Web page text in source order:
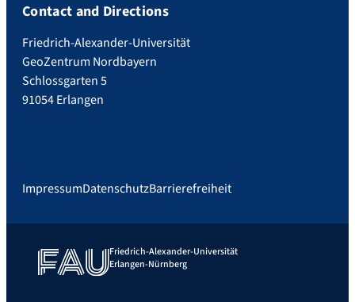
Contact and Directions
Friedrich-Alexander-Universität
GeoZentrum Nordbayern
Schlossgarten 5
91054 Erlangen
ImpressumDatenschutzBarrierefreiheit
Friedrich-Alexander-Universität
Erlangen-Nürnberg